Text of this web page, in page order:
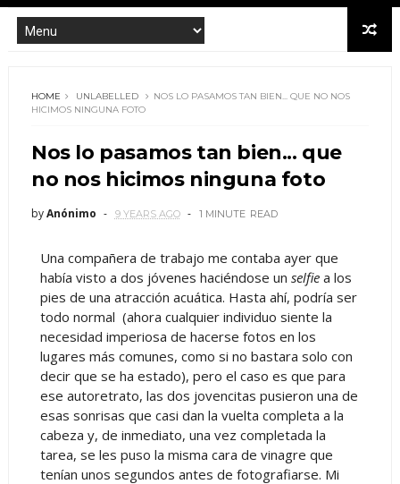
HOME UNLABELLED
NOS LO PASAMOS TAN BIEN... QUE NO NOS
HICIMOS NINGUNA FOTO
Nos lo pasamos tan bien... que
no nos hicimos ninguna foto
byAnónimo 9 YEARS AGO 1 MINUTE READ
Una compañera de trabajo me contaba ayer que
había visto a dos jóvenes haciéndose un selfiea los
pies de una atracción acuática. Hasta ahí, podría ser
todo normal (ahora cualquier individuo siente la
necesidad imperiosa de hacerse fotos en los
lugares más comunes, como si no bastara solo con
decir que se ha estado), pero el caso es que para
ese autoretrato, las dos jovencitas pusieron una de
esas sonrisas que casi dan la vuelta completa a la
cabeza y, de inmediato, una vez completada la
tarea, se les puso la misma cara de vinagre que
tenían unos segundos antes de fotografiarse. Mi